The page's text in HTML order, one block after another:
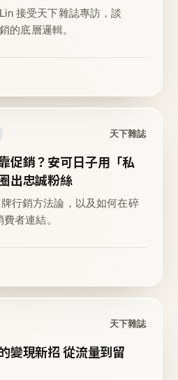
接受天下雜誌專訪，談
的底層邏輯。
天下雜誌
促銷？安可日子用「私
出忠誠粉絲
行銷方法論，以及如何在碎
者連結。
天下雜誌
變現新招 從流量到留